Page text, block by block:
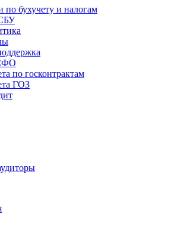
по бухучету и налогам
по госконтрактам
ГОЗ